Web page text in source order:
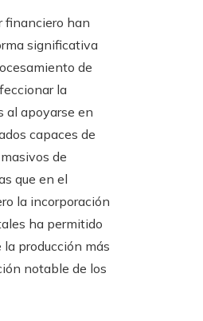
financiero han
significativa
de
la
al apoyarse en
capaces de
de
que en el
la incorporación
ha permitido
producción más
notable de los